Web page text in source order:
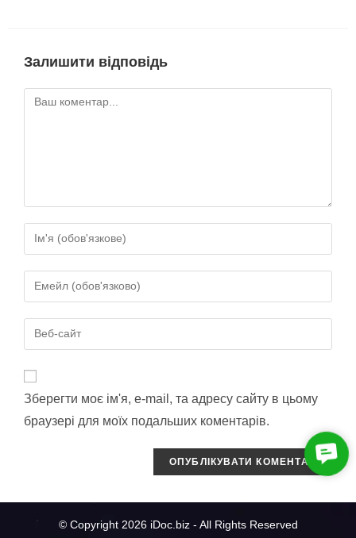
Залишити відповідь
Зберегти моє ім'я, e-mail, та адресу сайту в цьому
браузері для моїх подальших коментарів.
© Copyright 2026 iDoc.biz - All Rights Reserved
C
o